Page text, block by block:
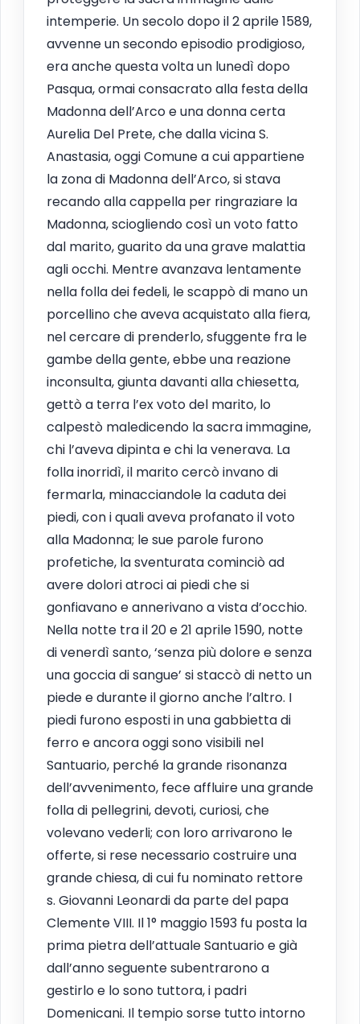
intemperie. Un secolo dopo il 2 aprile 1589,
avvenne un secondo episodio prodigioso,
era anche questa volta un lunedì dopo
Pasqua, ormai consacrato alla festa della
Madonna dell’Arco e una donna certa
Aurelia Del Prete, che dalla vicina S.
Anastasia, oggi Comune a cui appartiene
la zona di Madonna dell’Arco, si stava
recando alla cappella per ringraziare la
Madonna, sciogliendo così un voto fatto
dal marito, guarito da una grave malattia
agli occhi. Mentre avanzava lentamente
nella folla dei fedeli, le scappò di mano un
porcellino che aveva acquistato alla fiera,
nel cercare di prenderlo, sfuggente fra le
gambe della gente, ebbe una reazione
inconsulta, giunta davanti alla chiesetta,
gettò a terra l’ex voto del marito, lo
calpestò maledicendo la sacra immagine,
chi l’aveva dipinta e chi la venerava. La
folla inorridì, il marito cercò invano di
fermarla, minacciandole la caduta dei
piedi, con i quali aveva profanato il voto
alla Madonna; le sue parole furono
profetiche, la sventurata cominciò ad
avere dolori atroci ai piedi che si
gonfiavano e annerivano a vista d’occhio.
Nella notte tra il 20 e 21 aprile 1590, notte
di venerdì santo, ‘senza più dolore e senza
una goccia di sangue’ si staccò di netto un
piede e durante il giorno anche l’altro. I
piedi furono esposti in una gabbietta di
ferro e ancora oggi sono visibili nel
Santuario, perché la grande risonanza
dell’avvenimento, fece affluire una grande
folla di pellegrini, devoti, curiosi, che
volevano vederli; con loro arrivarono le
offerte, si rese necessario costruire una
grande chiesa, di cui fu nominato rettore
s. Giovanni Leonardi da parte del papa
Clemente VIII. Il 1° maggio 1593 fu posta la
prima pietra dell’attuale Santuario e già
dall’anno seguente subentrarono a
gestirlo e lo sono tuttora, i padri
Domenicani. Il tempio sorse tutto intorno